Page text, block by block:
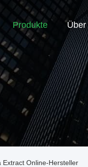
Produkte
Extract Online-Hersteller